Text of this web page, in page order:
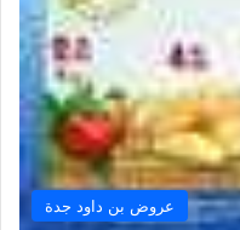
عروض بن داود جدة